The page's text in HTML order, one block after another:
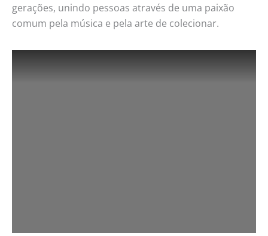
gerações, unindo pessoas através de uma paixão
comum pela música e pela arte de colecionar.